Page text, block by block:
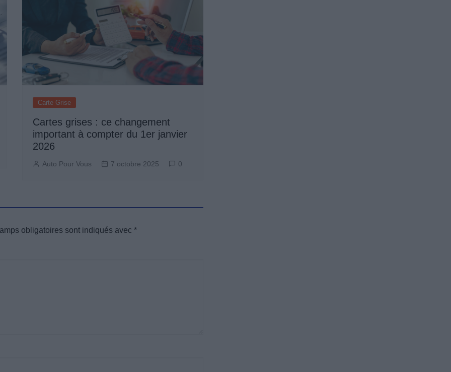
Carte Grise
Cartes grises : ce changement
important à compter du 1er janvier
2026
Auto Pour Vous 7 octobre 2025 0
obligatoires sont indiqués avec *